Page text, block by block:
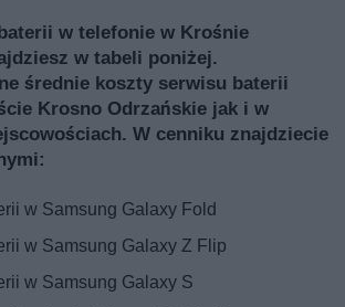
w telefonie w Krośnie
w tabeli poniżej.
średnie koszty serwisu baterii
Krosno Odrzańskie jak i w
W cenniku znajdziecie
w Samsung Galaxy Fold
w Samsung Galaxy Z Flip
w Samsung Galaxy S